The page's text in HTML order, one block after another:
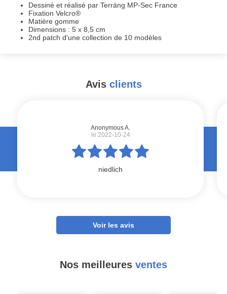
Dessiné et réalisé par Terräng MP-Sec France
Fixation Velcro®
Matière gomme
Dimensions : 5 x 8,5 cm
2nd patch d'une collection de 10 modèles
Avis clients
Anonymous A.
le 2022-10-24
niedlich
Voir les avis
Nos meilleures ventes